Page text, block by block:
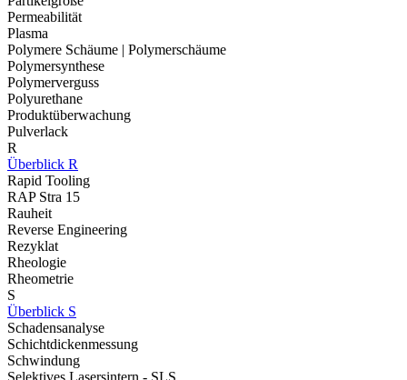
Permeabilität
Plasma
Polymere Schäume | Polymerschäume
Polymersynthese
Polymerverguss
Polyurethane
Produktüberwachung
Pulverlack
R
Überblick R
Rapid Tooling
RAP Stra 15
Rauheit
Reverse Engineering
Rezyklat
Rheologie
Rheometrie
S
Überblick S
Schadensanalyse
Schichtdickenmessung
Schwindung
Selektives Lasersintern - SLS